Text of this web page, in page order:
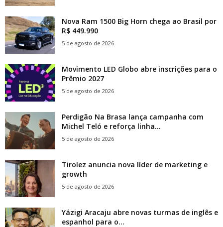
Nova Ram 1500 Big Horn chega ao Brasil por
R$ 449.990
5 de agosto de 2026
Movimento LED Globo abre inscrições para o
Prêmio 2027
5 de agosto de 2026
Perdigão Na Brasa lança campanha com
Michel Teló e reforça linha...
5 de agosto de 2026
Tirolez anuncia nova líder de marketing e
growth
5 de agosto de 2026
Yázigi Aracaju abre novas turmas de inglês e
espanhol para o...